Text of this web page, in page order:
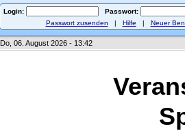
Login:
Passwort:
Passwort zusenden | Hilfe | Neuer
Do, 06. August 2026 - 13:42